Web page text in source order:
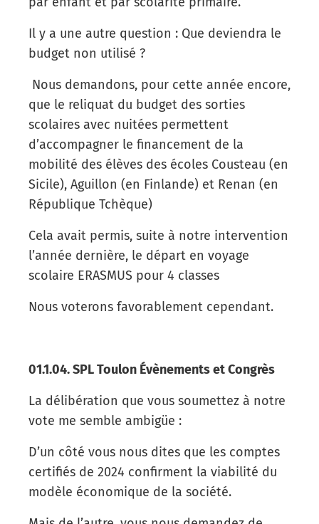
Il y a une autre question : Que deviendra le
budget non utilisé ?
Nous demandons, pour cette année encore,
que le reliquat du budget des sorties
scolaires avec nuitées permettent
d’accompagner le financement de la
mobilité des élèves des écoles Cousteau (en
Sicile), Aguillon (en Finlande) et Renan (en
République Tchèque)
Cela avait permis, suite à notre intervention
l’année dernière, le départ en voyage
scolaire ERASMUS pour 4 classes
Nous voterons favorablement cependant.
01.1.04. SPL Toulon Évènements et Congrès
La délibération que vous soumettez à notre
vote me semble ambigüe :
D’un côté vous nous dites que les comptes
certifiés de 2024 confirment la viabilité du
modèle économique de la société.